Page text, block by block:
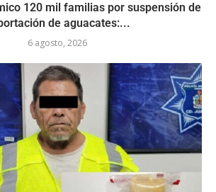
120 mil familias por suspensión de
de aguacates:...
6 agosto, 2026